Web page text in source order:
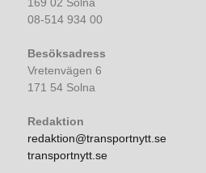
08-514 934 00
Besöksadress
Vretenvägen 6
171 54 Solna
Redaktion
redaktion@transportnytt.se
transportnytt.se